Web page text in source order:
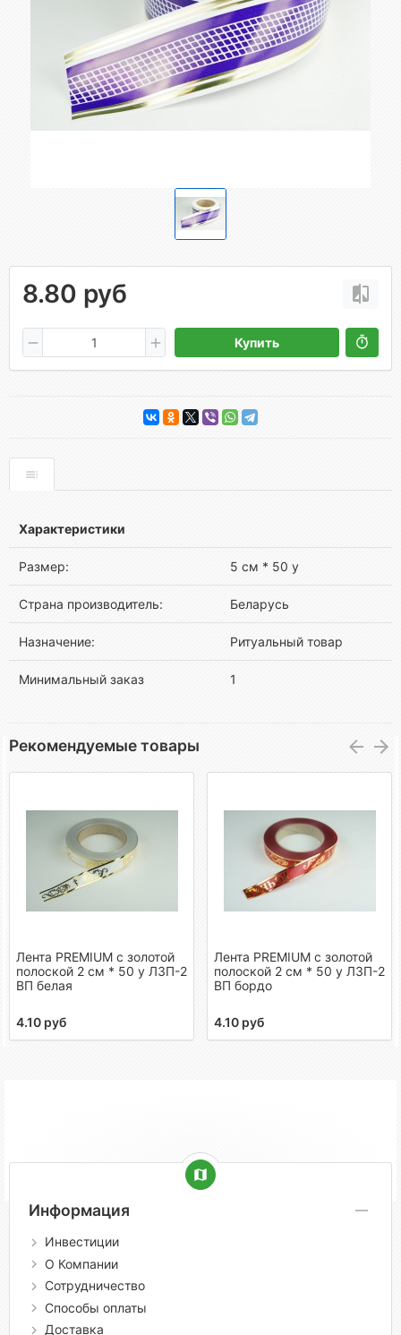
8.80 руб
Купить
Характеристики
Размер: 5 см * 50 у
Страна производитель: Беларусь
Назначение: Ритуальный товар
Минимальный заказ 1
Рекомендуемые товары
Лента PREMIUM с золотой
полоской 2 см * 50 у ЛЗП-2
ВП белая
4.10 руб
Лента PREMIUM с золотой
полоской 2 см * 50 у ЛЗП-2
ВП бордо
4.10 руб
Информация
Инвестиции
О Компании
Сотрудничество
Способы оплаты
Доставка